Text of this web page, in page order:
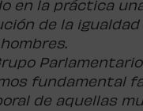
en la práctica
de la
fundamental
de aquellas